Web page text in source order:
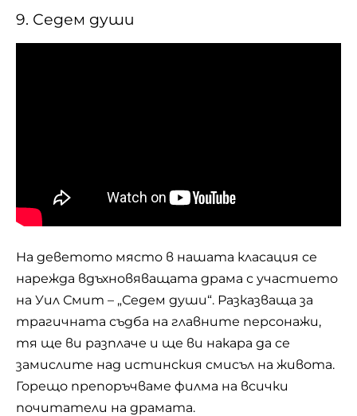
9. Седем души
На деветото място в нашата класация се
нарежда вдъхновяващата драма с участието
на Уил Смит – „Седем души“. Разказваща за
трагичната съдба на главните персонажи,
тя ще ви разплаче и ще ви накара да се
замислите над истинския смисъл на живота.
Горещо препоръчваме филма на всички
почитатели на драмата.